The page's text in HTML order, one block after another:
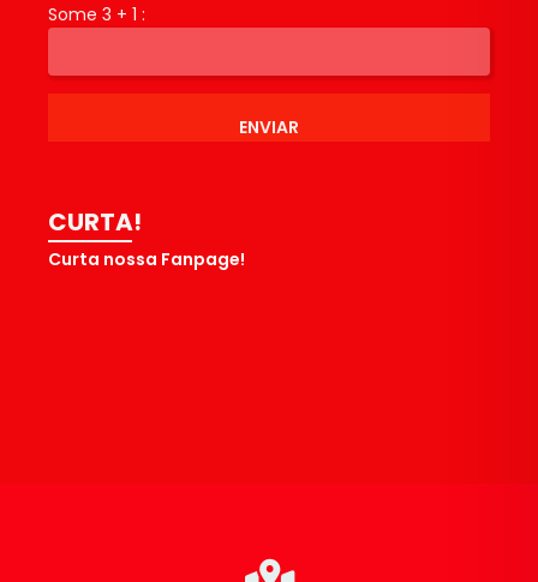
Some 3 + 1 :
ENVIAR
CURTA!
Curta nossa Fanpage!